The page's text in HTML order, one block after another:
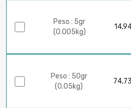
Peso : 5gr
(0.005kg)
Peso : 50gr
(0.05kg)